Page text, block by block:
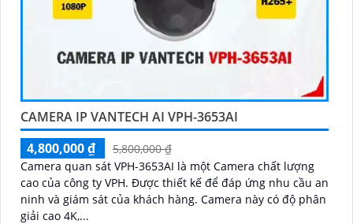
CAMERA IP VANTECH AI VPH-3653AI
4,800,000 ₫
5,800,000 ₫
Camera quan sát VPH-3653AI là một Camera chất lượng
cao của công ty VPH. Được thiết kế để đáp ứng nhu cầu an
ninh và giám sát của khách hàng. Camera này có độ phân
giải cao 4K,...